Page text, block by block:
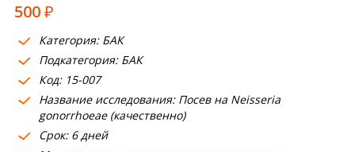
Получить результат
Пациентам
О компании
Где сдать
Партнерам
500₽
Категория: БАК
Подкатегория: БАК
Код: 15-007
Название исследования: Посев на Neisseria
gonorrhoeae (качественно)
Срок: 6 дней